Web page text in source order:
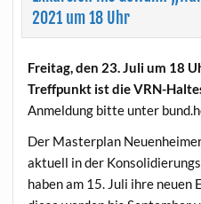
2021 um 18 Uhr
Freitag, den 23. Juli um 18
Treffpunkt ist die VRN-
Anmeldung bitte unter
Der Masterplan
aktuell in der
haben am 15. Juli ihre neuen